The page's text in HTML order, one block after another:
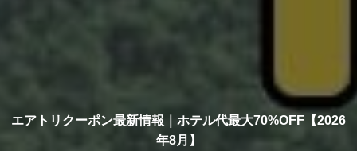
エアトリクーポン最新情報｜ホテル代最大70%OFF【2026
年8月】